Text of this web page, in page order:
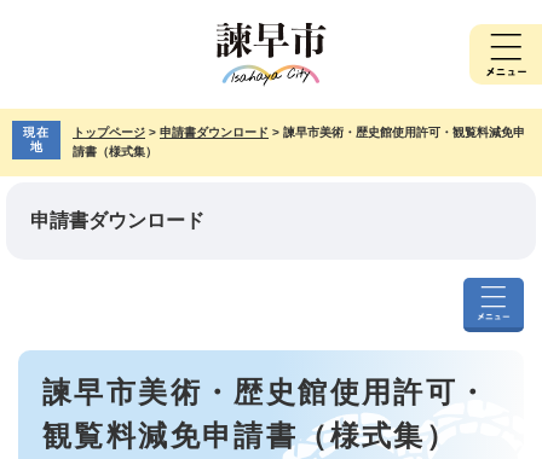
先
で
を
ば
現在
地
トップページ > 申請書ダウンロード > 諫早市美術・歴史館使用許可・観覧料減免申
請書（様式集）
申請書ダウンロード
申
ダ
本
諫早市美術・歴史館使用許可・
観覧料減免申請書（様式集）